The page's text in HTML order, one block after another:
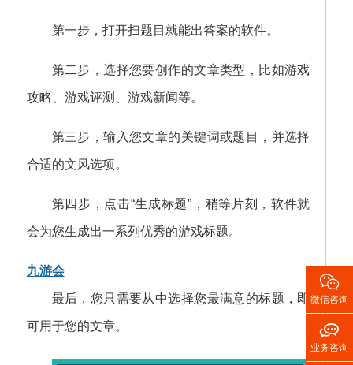
第一步，打开扫题目就能出答案的软件。
第二步，选择您要创作的文章类型，比如游戏
攻略、游戏评测、游戏新闻等。
第三步，输入您文章的关键词或题目，并选择
合适的文风选项。
第四步，点击“生成标题”，稍等片刻，软件就
会为您生成出一系列优秀的游戏标题。
九游会
最后，您只需要从中选择您最满意的标题，即
可用于您的文章。

微信咨询

业务咨询